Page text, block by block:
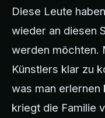
Diese Leute
wieder an diesen
werden möchten.
Künstlers klar zu
was man erlernen
kriegt die Familie